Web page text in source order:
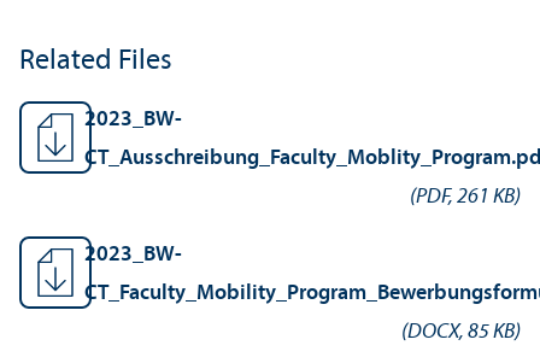
Related Files
2023_BW-
(PDF, 261 KB)
2023_BW-
(DOCX, 85 KB)